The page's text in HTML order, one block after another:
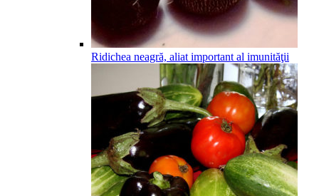
Ridichea neagră, aliat important al imunităţii